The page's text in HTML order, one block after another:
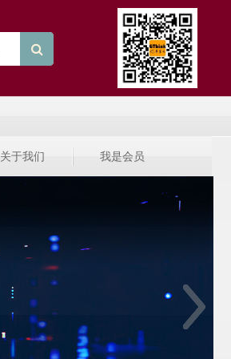
关于我们 我是会员